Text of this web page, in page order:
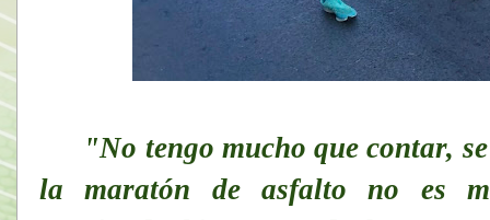
"No tengo mucho que contar,
la maratón de asfalto no es